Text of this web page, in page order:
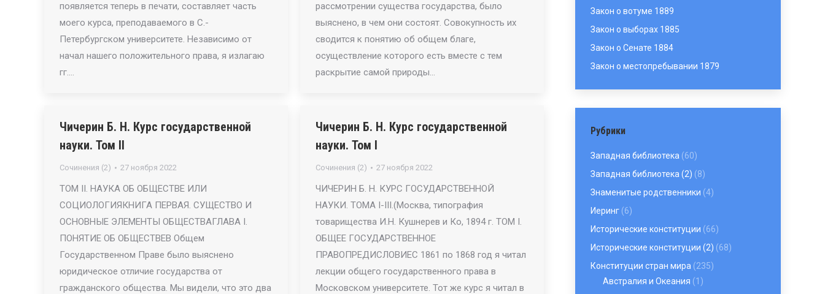
появляется теперь в печати, составляет часть
моего курса, преподаваемого в С.-
Петербургском университете. Независимо от
начал нашего положительного права, я излагаю
гг.…
рассмотрении существа государства, было
выяснено, в чем они состоят. Совокупность их
сводится к понятию об общем благе,
осуществление которого есть вместе с тем
раскрытие самой природы…
Чичерин Б. Н. Курс государственной
науки. Том II
Сочинения (2) 27 ноября 2022
ТОМ II. НАУКА ОБ ОБЩЕСТВЕ ИЛИ
СОЦИОЛОГИЯКНИГА ПЕРВАЯ. СУЩЕСТВО И
ОСНОВНЫЕ ЭЛЕМЕНТЫ ОБЩЕСТВАГЛАВА I.
ПОНЯТИЕ ОБ ОБЩЕСТВЕВ Общем
Государственном Праве было выяснено
юридическое отличие государства от
гражданского общества. Мы видели, что это два
Чичерин Б. Н. Курс государственной
науки. Том I
Сочинения (2) 27 ноября 2022
ЧИЧЕРИН Б. Н. КУРС ГОСУДАРСТВЕННОЙ
НАУКИ. ТОМА I-III.(Москва, типография
товарищества И.Н. Кушнерев и Ко, 1894 г. ТОМ I.
ОБЩЕЕ ГОСУДАРСТВЕННОЕ
ПРАВОПРЕДИСЛОВИЕС 1861 по 1868 год я читал
лекции общего государственного права в
Московском университете. Тот же курс я читал в
Закон о вотуме 1889
Закон о выборах 1885
Закон о Сенате 1884
Закон о местопребывании 1879
Рубрики
Западная библиотека (60)
Западная библиотека (2) (8)
Знаменитые родственники (4)
Иеринг (6)
Исторические конституции (66)
Исторические конституции (2) (68)
Конституции стран мира (235)
Австралия и Океания (1)